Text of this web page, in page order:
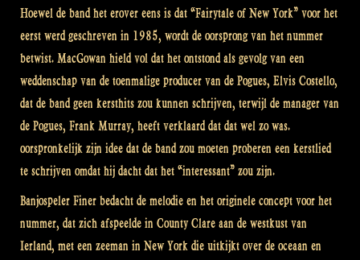
Hoewel de band het erover eens is dat “Fairytale of New York” voor het
eerst werd geschreven in 1985, wordt de oorsprong van het nummer
betwist. MacGowan hield vol dat het ontstond als gevolg van een
weddenschap van de toenmalige producer van de Pogues, Elvis Costello,
dat de band geen kersthits zou kunnen schrijven, terwijl de manager van
de Pogues, Frank Murray, heeft verklaard dat dat wel zo was.
oorspronkelijk zijn idee dat de band zou moeten proberen een kerstlied
te schrijven omdat hij dacht dat het “interessant” zou zijn.
Banjospeler Finer bedacht de melodie en het originele concept voor het
nummer, dat zich afspeelde in County Clare aan de westkust van
Ierland, met een zeeman in New York die uitkijkt over de oceaan en